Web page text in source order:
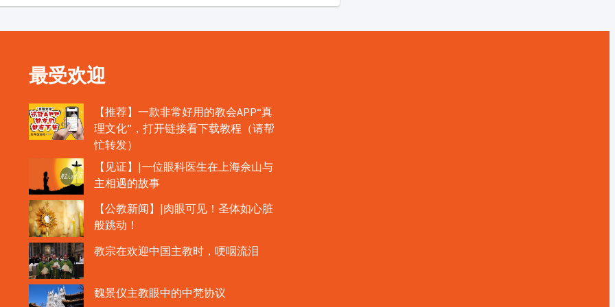
最受欢迎
【推荐】一款非常好用的教会APP“真
理文化”，打开链接看下载教程（请帮
忙转发）
【见证】|一位眼科医生在上海佘山与
主相遇的故事
【公教新闻】|肉眼可见！圣体如心脏
般跳动！
教宗在欢迎中国主教时，哽咽流泪
魏景仪主教眼中的中梵协议